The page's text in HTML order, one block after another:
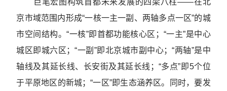
巨笔宏图构筑首都未来发展的四梁八柱——在北
京市域范围内形成“一核一主一副、两轴多点一区”的城
市空间结构。“一核”即首都功能核心区；“一主”是中心
城区即城六区；“一副”即北京城市副中心；“两轴”是中
轴线及其延长线、长安街及其延长线；“多点”即5个位
于平原地区的新城；“一区”即生态涵养区。同时，要发